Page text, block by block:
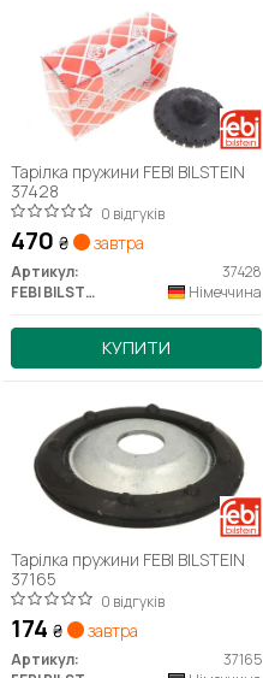
Тарілка пружини FEBI BILSTEIN
37428
0 відгуків
470 ₴ завтра
Артикул:
37428
FEBI BILSTEIN
Німеччина
КУПИТИ
Тарілка пружини FEBI BILSTEIN
37165
0 відгуків
174 ₴ завтра
Артикул:
37165